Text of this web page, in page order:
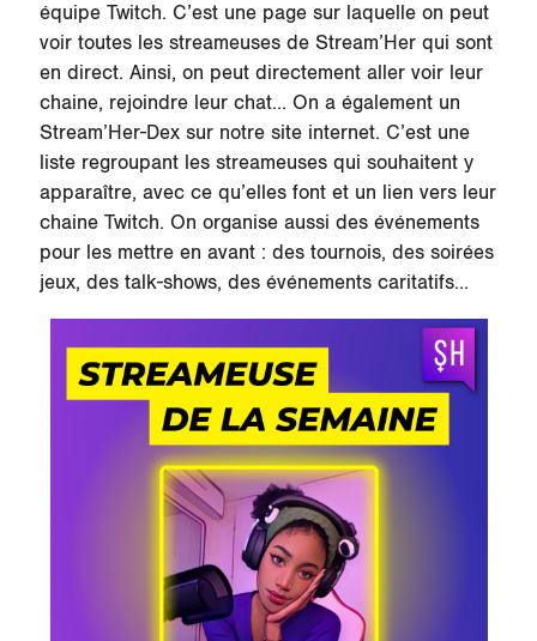
équipe Twitch. C’est une page sur laquelle on peut
voir toutes les streameuses de Stream’Her qui sont
en direct. Ainsi, on peut directement aller voir leur
chaine, rejoindre leur chat… On a également un
Stream’Her-Dex sur notre site internet. C’est une
liste regroupant les streameuses qui souhaitent y
apparaître, avec ce qu’elles font et un lien vers leur
chaine Twitch. On organise aussi des événements
pour les mettre en avant : des tournois, des soirées
jeux, des talk-shows, des événements caritatifs…